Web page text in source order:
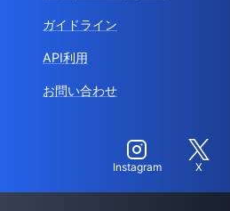
ガイドライン
API利用
お問い合わせ
Instagram X